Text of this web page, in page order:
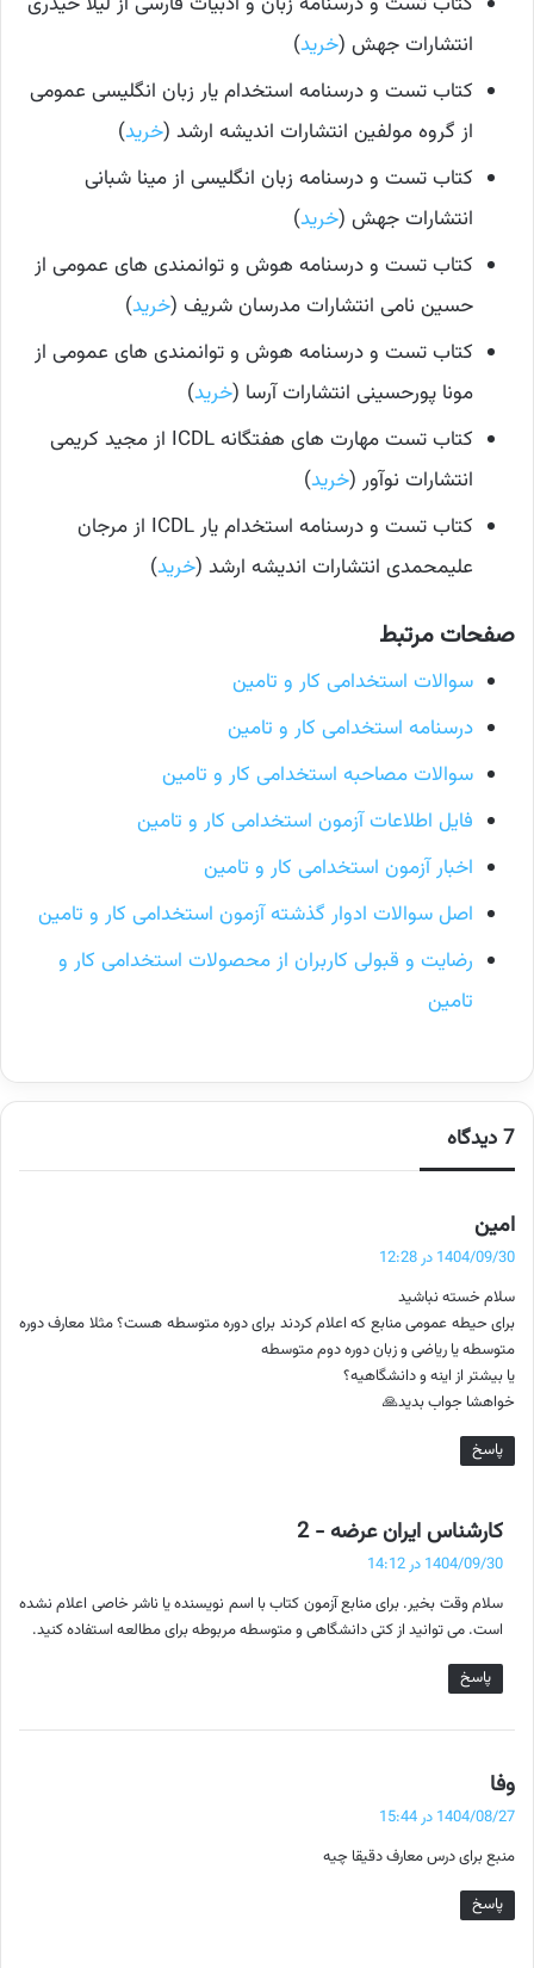
انتشارات جهش (خرید)
کتاب تست و درسنامه استخدام یار زبان انگلیسی عمومی
از گروه مولفین انتشارات اندیشه ارشد (خرید)
کتاب تست و درسنامه زبان انگلیسی از مینا شبانی
انتشارات جهش (خرید)
کتاب تست و درسنامه هوش و توانمندی های عمومی از
حسین نامی انتشارات مدرسان شریف (خرید)
کتاب تست و درسنامه هوش و توانمندی های عمومی از
مونا پورحسینی انتشارات آرسا (خرید)
کتاب تست مهارت های هفتگانه ICDL از مجید کریمی
انتشارات نوآور (خرید)
کتاب تست و درسنامه استخدام یار ICDL از مرجان
علیمحمدی انتشارات اندیشه ارشد (خرید)
صفحات مرتبط
سوالات استخدامی کار و تامین
درسنامه استخدامی کار و تامین
سوالات مصاحبه استخدامی کار و تامین
فایل اطلاعات آزمون استخدامی کار و تامین
اخبار آزمون استخدامی کار و تامین
اصل سوالات ادوار گذشته آزمون استخدامی کار و تامین
رضایت و قبولی کاربران از محصولات استخدامی کار و
تامین
7 دیدگاه
امین
ف
:
1404/09/30 در 12:28
سلام خسته نباشید
برای حیطه عمومی منابع که اعلام کردند برای دوره متوسطه هست؟ مثلا معارف دوره
متوسطه یا ریاضی و زبان دوره دوم متوسطه
یا بیشتر از اینه و دانشگاهیه؟
خواهشا جواب بدید🙏
پاسخ
کارشناس ایران عرضه - 2
:
1404/09/30 در 14:12
سلام وقت بخیر. برای منابع آزمون کتاب با اسم نویسنده یا ناشر خاصی اعلام نشده
است. می توانید از کتی دانشگاهی و متوسطه مربوطه برای مطالعه استفاده کنید.
پاسخ
وفا
ف
:
1404/08/27 در 15:44
منبع برای درس معارف دقیقا چیه
پاسخ